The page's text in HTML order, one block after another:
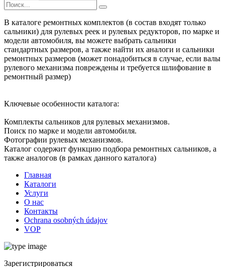
В каталоге ремонтных комплектов (в состав входят только
сальники) для рулевых реек и рулевых редукторов, по марке и
модели автомобиля, вы можете выбрать сальники
стандартных размеров, а также найти их аналоги и сальники
ремонтных размеров (может понадобиться в случае, если валы
рулевого механизма повреждены и требуется шлифование в
ремонтный размер)
Ключевые особенности каталога:
Комплекты сальников для рулевых механизмов.
Поиск по марке и модели автомобиля.
Фотографии рулевых механизмов.
Каталог содержит функцию подбора ремонтных сальников, а
также аналогов (в рамках данного каталога)
Главная
Каталоги
Услуги
О нас
Контакты
Ochrana osobných údajov
VOP
Зарегистрироваться